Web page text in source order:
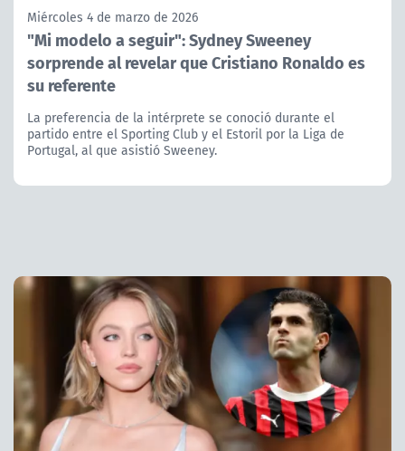
Miércoles 4 de marzo de 2026
"Mi modelo a seguir": Sydney Sweeney
sorprende al revelar que Cristiano Ronaldo es
su referente
La preferencia de la intérprete se conoció durante el
partido entre el Sporting Club y el Estoril por la Liga de
Portugal, al que asistió Sweeney.